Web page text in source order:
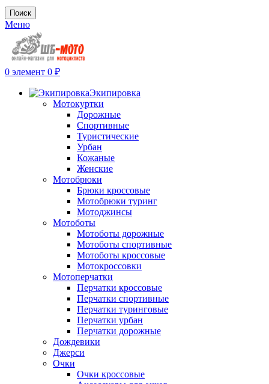
Поиск
Меню
0 элемент 0 ₽
Экипировка
Мотокуртки
Дорожные
Спортивные
Туристические
Урбан
Кожаные
Женские
Мотобрюки
Брюки кроссовые
Мотобрюки туринг
Мотоджинсы
Мотоботы
Мотоботы дорожные
Мотоботы спортивные
Мотоботы кроссовые
Мотокроссовки
Мотоперчатки
Перчатки кроссовые
Перчатки спортивные
Перчатки туринговые
Перчатки урбан
Перчатки дорожные
Дождевики
Джерси
Очки
Очки кроссовые